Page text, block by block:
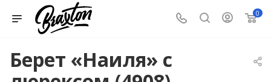
0
Берет «Наиля» с